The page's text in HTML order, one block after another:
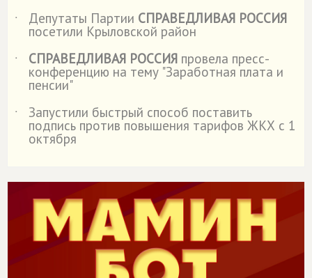
˙
Депутаты Партии СПРАВЕДЛИВАЯ РОССИЯ
посетили Крыловской район
˙
СПРАВЕДЛИВАЯ РОССИЯ провела пресс-
конференцию на тему "Заработная плата и
пенсии"
˙
Запустили быстрый способ поставить
подпись против повышения тарифов ЖКХ с 1
октября